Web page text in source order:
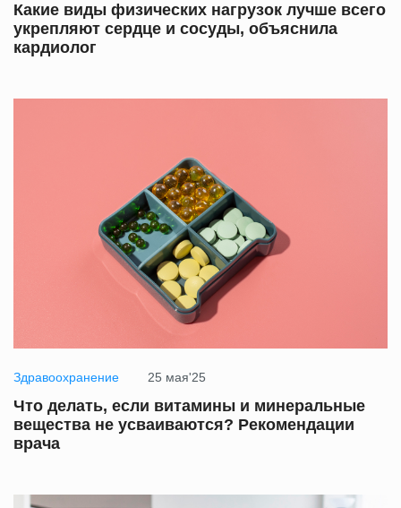
Какие виды физических нагрузок лучше всего
укрепляют сердце и сосуды, объяснила
кардиолог
Здравоохранение 25 мая'25
Что делать, если витамины и минеральные
вещества не усваиваются? Рекомендации
врача